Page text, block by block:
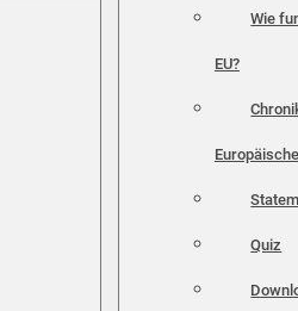
Wie
EU?
Quiz